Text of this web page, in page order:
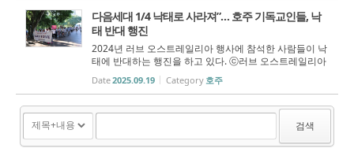
다음세대 1/4 낙태로 사라져”… 호주 기독교인들, 낙
태 반대 행진
2024년 러브 오스트레일리아 행사에 참석한 사람들이 낙
태에 반대하는 행진을 하고 있다. ⓒ러브 오스트레일리아
9월 20일 시드니 하이드파크에서 개최 호주 친생명단
체 ‘러브 오스트레일리아’(Love Australia) 산하 ‘러브 시드
니’(Love Sydney)가 “다음 ...
Date2025.09.19 Category 호주
검색